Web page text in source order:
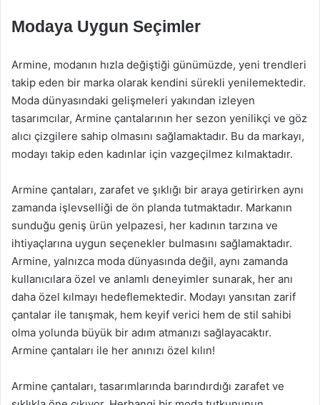
Modaya Uygun Seçimler
Armine, modanın hızla değiştiği günümüzde, yeni trendleri
takip eden bir marka olarak kendini sürekli yenilemektedir.
Moda dünyasındaki gelişmeleri yakından izleyen
tasarımcılar, Armine çantalarının her sezon yenilikçi ve göz
alıcı çizgilere sahip olmasını sağlamaktadır. Bu da markayı,
modayı takip eden kadınlar için vazgeçilmez kılmaktadır.
Armine çantaları, zarafet ve şıklığı bir araya getirirken aynı
zamanda işlevselliği de ön planda tutmaktadır. Markanın
sunduğu geniş ürün yelpazesi, her kadının tarzına ve
ihtiyaçlarına uygun seçenekler bulmasını sağlamaktadır.
Armine, yalnızca moda dünyasında değil, aynı zamanda
kullanıcılara özel ve anlamlı deneyimler sunarak, her anı
daha özel kılmayı hedeflemektedir. Modayı yansıtan zarif
çantalar ile tanışmak, hem keyif verici hem de stil sahibi
olma yolunda büyük bir adım atmanızı sağlayacaktır.
Armine çantaları ile her anınızı özel kılın!
Armine çantaları, tasarımlarında barındırdığı zarafet ve